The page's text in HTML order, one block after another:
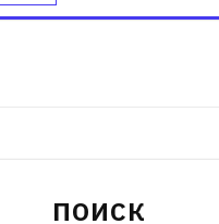
ПОИСК